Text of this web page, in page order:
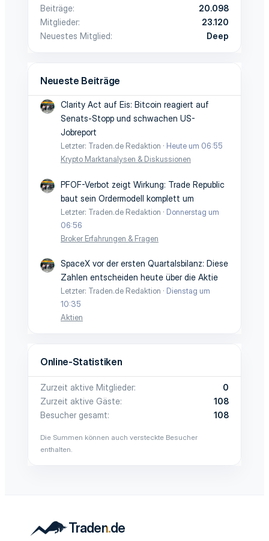
Beiträge
20.098
Mitglieder
23.120
Neuestes Mitglied
Deep
Neueste Beiträge
Clarity Act auf Eis: Bitcoin reagiert auf
Senats-Stopp und schwachen US-
Jobreport
Letzter: Traden.de Redaktion
Heute um 06:55
Krypto Marktanalysen & Diskussionen
PFOF-Verbot zeigt Wirkung: Trade Republic
baut sein Ordermodell komplett um
Letzter: Traden.de Redaktion
Donnerstag um
06:56
Broker Erfahrungen & Fragen
SpaceX vor der ersten Quartalsbilanz: Diese
Zahlen entscheiden heute über die Aktie
Letzter: Traden.de Redaktion
Dienstag um
10:35
Aktien
Online-Statistiken
Zurzeit aktive Mitglieder
0
Zurzeit aktive Gäste
108
Besucher gesamt
108
Die Summen können auch versteckte Besucher
enthalten.